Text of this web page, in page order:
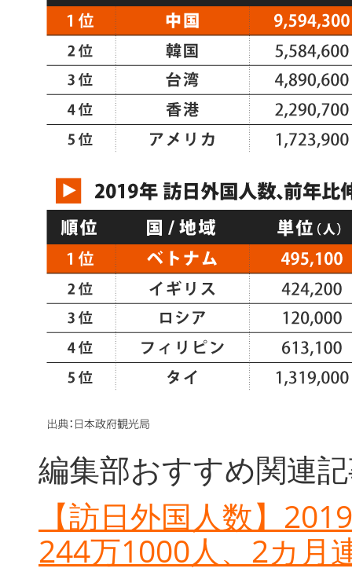
編集部おすすめ関連
【訪日外国人数】
244万1000人、2カ月